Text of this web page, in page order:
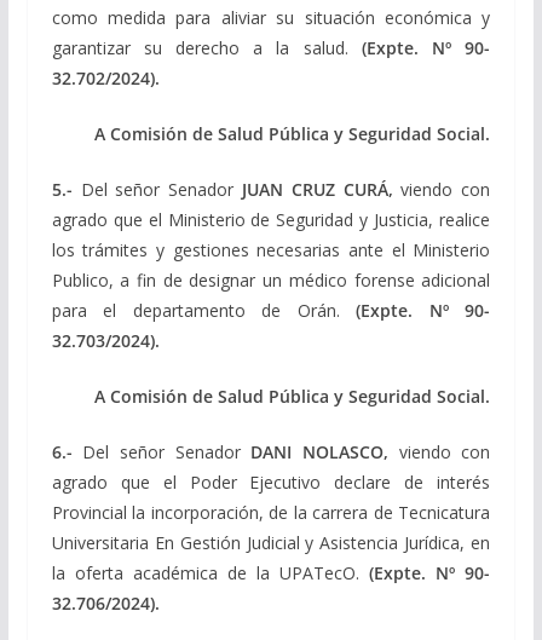
como medida para aliviar su situación económica y
garantizar su derecho a la salud. (Expte. Nº 90-
32.702/2024).
A Comisión de Salud Pública y Seguridad Social.
5.- Del señor Senador JUAN CRUZ CURÁ, viendo con
agrado que el Ministerio de Seguridad y Justicia, realice
los trámites y gestiones necesarias ante el Ministerio
Publico, a fin de designar un médico forense adicional
para el departamento de Orán.(Expte. Nº 90-
32.703/2024).
A Comisión de Salud Pública y Seguridad Social.
6.- Del señor Senador DANI NOLASCO, viendo con
agrado que el Poder Ejecutivo declare de interés
Provincial la incorporación, de la carrera de Tecnicatura
Universitaria En Gestión Judicial y Asistencia Jurídica, en
la oferta académica de la UPATecO.(Expte. Nº 90-
32.706/2024).